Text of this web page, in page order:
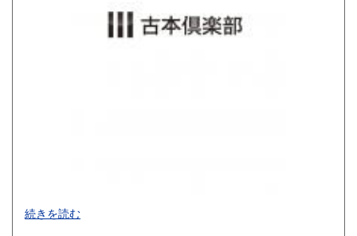
1,200円
買取品目一覧
続きを読む